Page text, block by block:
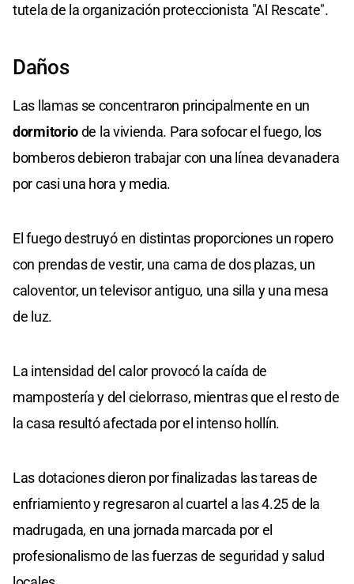
tutela de la organización proteccionista "Al Rescate".
Daños
Las llamas se concentraron principalmente en un
dormitoriode la vivienda. Para sofocar el fuego, los
bomberos debieron trabajar con una línea devanadera
por casi una hora y media.
El fuego destruyó en distintas proporciones un ropero
con prendas de vestir, una cama de dos plazas, un
caloventor, un televisor antiguo, una silla y una mesa
de luz.
La intensidad del calor provocó la caída de
mampostería y del cielorraso, mientras que el resto de
la casa resultó afectada por el intenso hollín.
Las dotaciones dieron por finalizadas las tareas de
enfriamiento y regresaron al cuartel a las 4.25 de la
madrugada, en una jornada marcada por el
profesionalismo de las fuerzas de seguridad y salud